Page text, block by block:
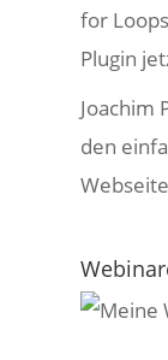
for
Plugin
Joachim
den